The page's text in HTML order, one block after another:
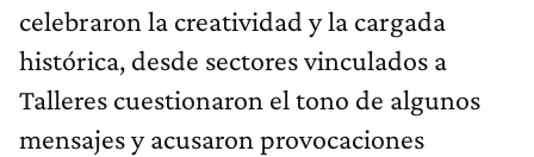
celebraron la creatividad y la cargada
histórica, desde sectores vinculados a
Talleres cuestionaron el tono de algunos
mensajes y acusaron provocaciones